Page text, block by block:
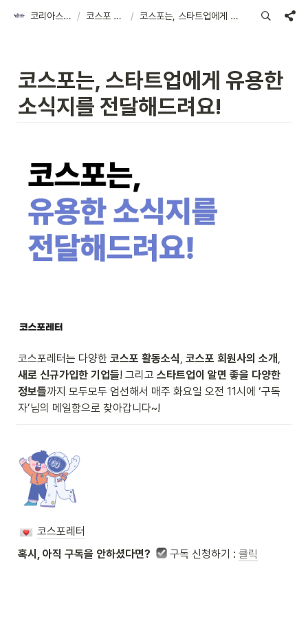
코리아스타트업포럼 / 코스포 아카이브 / 코스포는, 스타트업에게 유용한 소식지를 전달해드려요!
코스포는, 스타트업에게 유용한
소식지를 전달해드려요!
코스포레터는 다양한 코스포 활동소식, 코스포 회원사의 소개
새로 신규가입한 기업들! 그리고 스타트업이 알면 좋을 다양한
정보들까지 모두모두 엄선해서 매주 화요일 오전 11시에 ‘구독
자’님의 메일함으로 찾아갑니다~!
코스포레터
혹시, 아직 구독을 안하셨다면?
구독 신청하기 : 클릭